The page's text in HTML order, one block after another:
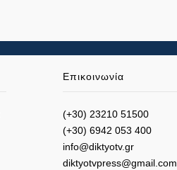
Επικοινωνία
(+30) 23210 51500
(+30) 6942 053 400
info@diktyotv.gr
diktyotvpress@gmail.com